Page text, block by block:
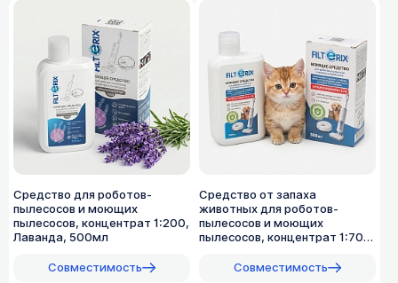
Средство для роботов-
пылесосов и моющих
пылесосов, концентрат 1:200,
Лаванда, 500мл
Совместимость
Средство от запаха
животных для роботов-
пылесосов и моющих
пылесосов, концентрат 1:70,
Совместимость